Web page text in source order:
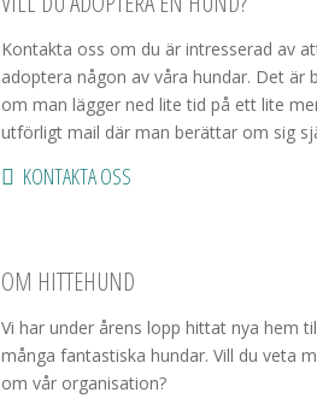
Kontakta oss om du är intresserad av
adoptera någon av våra hundar. Det är
om man lägger ned lite tid på ett lite
utförligt mail där man berättar om sig
KONTAKTA OSS
OM HITTEHUND
Vi har under årens lopp hittat nya hem
många fantastiska hundar. Vill du veta
om vår organisation?